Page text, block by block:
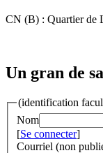
CN (B) : Quartier de
Un gran de
(identification
Nom
[Se connecter]
Courriel (non